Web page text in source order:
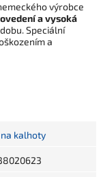
výrobce
a vysoká
Speciální
a
kalhoty